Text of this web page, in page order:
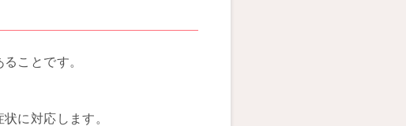
ことです。
に対応します。